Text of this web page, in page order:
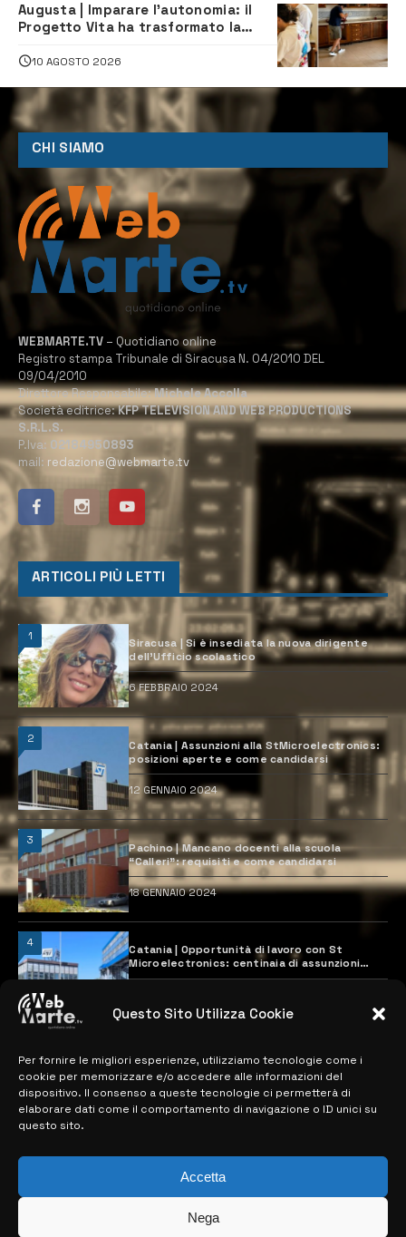
Questo Sito Utilizza Cookie
Per fornire le migliori esperienze, utilizziamo tecnologie come i
cookie per memorizzare e/o accedere alle informazioni del
dispositivo. Il consenso a queste tecnologie ci permetterà di
elaborare dati come il comportamento di navigazione o ID unici su
questo sito.
Accetta
Nega
Augusta | Imparare l’autonomia: il
Progetto Vita ha trasformato la
indipendenza
10 AGOSTO 2026
CHI SIAMO
WEBMARTE.TV – Quotidiano online
Registro stampa Tribunale di Siracusa N. 04/2010 DEL
09/04/2010
Direttore Responsabile:Michele Accolla
Società editrice:KFP TELEVISION AND WEB PRODUCTIONS
S.R.L.S.
P.Iva: 02184950893
mail: redazione@webmarte.tv
ARTICOLI PIÙ LETTI
1
Siracusa | Si è insediata la nuova dirigente
dell’Ufficio scolastico
6 FEBBRAIO 2024
2
Catania | Assunzioni alla StMicroelectronics:
posizioni aperte e come candidarsi
12 GENNAIO 2024
3
Pachino | Mancano docenti alla scuola
“Calleri”: requisiti e come candidarsi
18 GENNAIO 2024
4
Catania | Opportunità di lavoro con St
Microelectronics: centinaia di assunzioni
previste
MAPPA DEL SITO
> NOTIZIE